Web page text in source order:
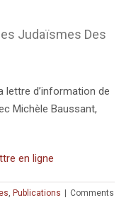
Judaïsmes Des
lettre d’information de
Michèle Baussant,
en ligne
, Publications
Comments